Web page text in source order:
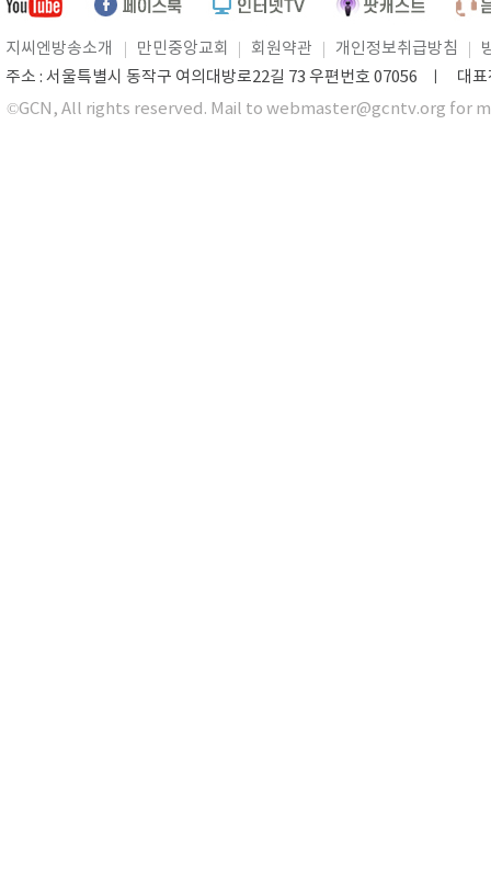
지씨엔방송소개 만민중앙교회 회원약관 개인정보취급방침
주소 : 서울특별시 동작구 여의대방로22길 73 우편번호 07056 ㅣ 대
©GCN, All rights reserved. Mail to webmaster@gcntv.org for